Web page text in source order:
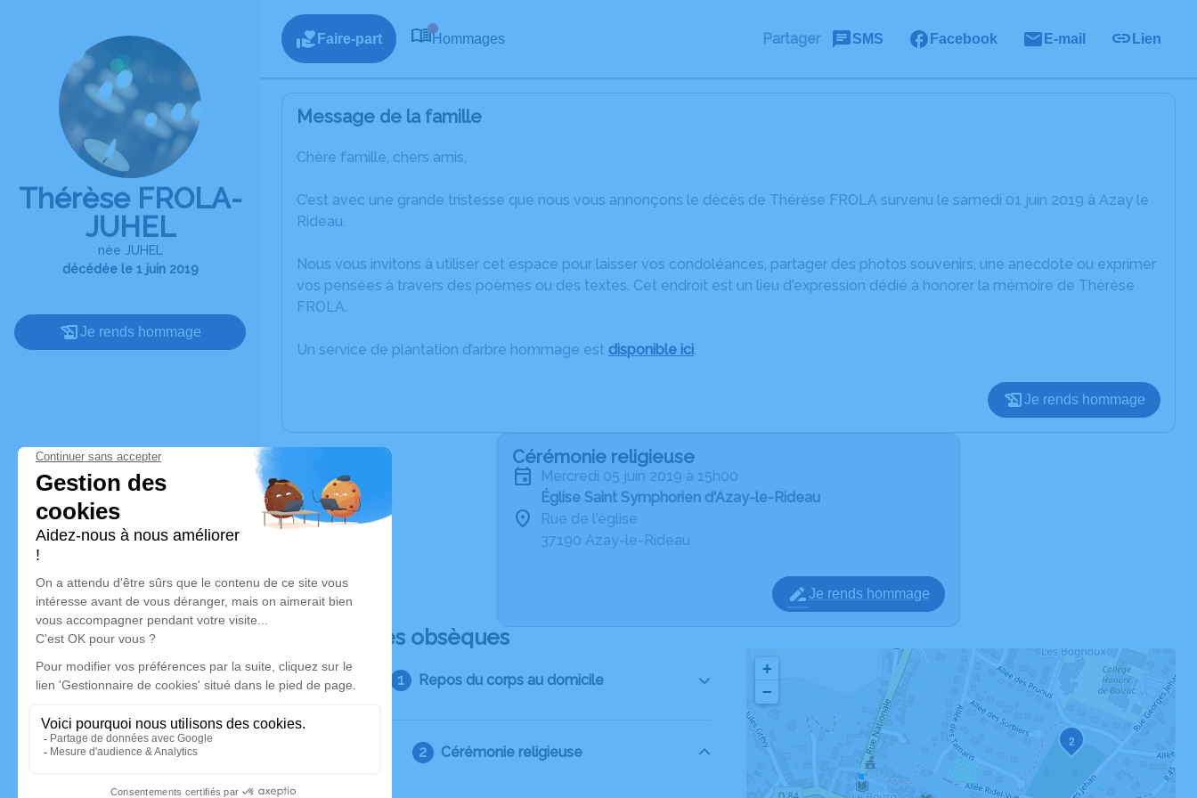
Thérèse FROLA-
JUHEL
née JUHEL
décédée le 1 juin 2019
Je rends hommage
Faire-part Hommages Partager SMS Facebook E-mail Lien
Message de la famille
Chère famille, chers amis,
C’est avec une grande tristesse que nous vous annonçons le décès de Thérèse FROLA survenu le samedi 01 juin 2019 à Azay le
Rideau.
Nous vous invitons à utiliser cet espace pour laisser vos condoléances, partager des photos souvenirs, une anecdote ou exprimer
vos pensées à travers des poèmes ou des textes. Cet endroit est un lieu d'expression dédié à honorer la mémoire de Thérèse
FROLA.
Un service de plantation d’arbre hommage est disponible ici.
Je rends hommage
Cérémonie religieuse
mercredi 05 juin 2019 à 15h00
Église Saint Symphorien d'Azay-le-Rideau
Rue de l'église
37190 Azay-le-Rideau
Je rends hommage
Déroulé des obsèques
Repos du corps au domicile
Cérémonie religieuse
2
+
−